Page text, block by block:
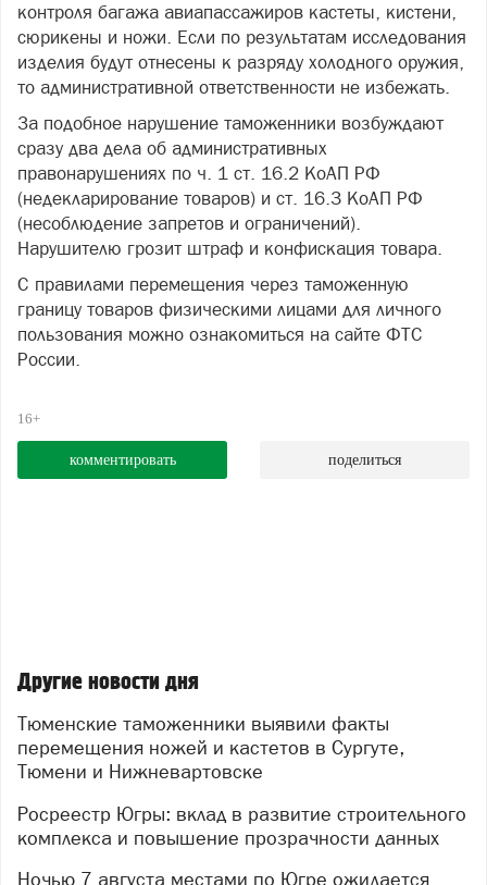
контроля багажа авиапассажиров кастеты, кистени,
сюрикены и ножи. Если по результатам исследования
изделия будут отнесены к разряду холодного оружия,
то административной ответственности не избежать.
За подобное нарушение таможенники возбуждают
сразу два дела об административных
правонарушениях по ч. 1 ст. 16.2 КоАП РФ
(недекларирование товаров) и ст. 16.3 КоАП РФ
(несоблюдение запретов и ограничений).
Нарушителю грозит штраф и конфискация товара.
С правилами перемещения через таможенную
границу товаров физическими лицами для личного
пользования можно ознакомиться на сайте ФТС
России.
16+
комментировать поделиться
Другие новости дня
Тюменские таможенники выявили факты
перемещения ножей и кастетов в Сургуте,
Тюмени и Нижневартовске
Росреестр Югры: вклад в развитие строительного
комплекса и повышение прозрачности данных
Ночью 7 августа местами по Югре ожидается